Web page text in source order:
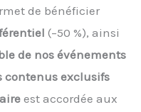
de bénéficier
(–50 %), ainsi
de nos événements
contenus exclusifs
est accordée aux